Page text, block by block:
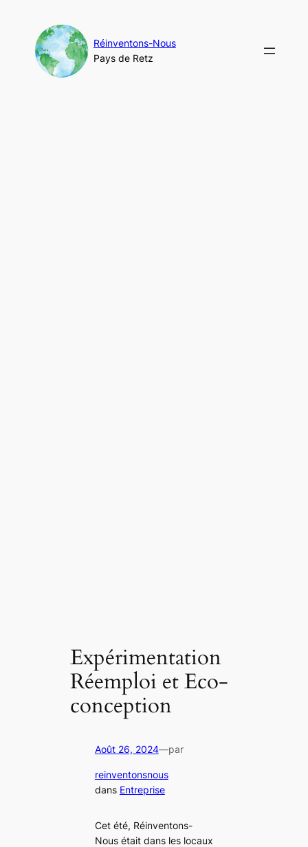
contenu
Réinventons-Nous
Pays de Retz
Expérimentation
Réemploi et Eco-
conception
Août 26, 2024—par
reinventonsnous
dans Entreprise
Cet été, Réinventons-
Nous était dans les locaux